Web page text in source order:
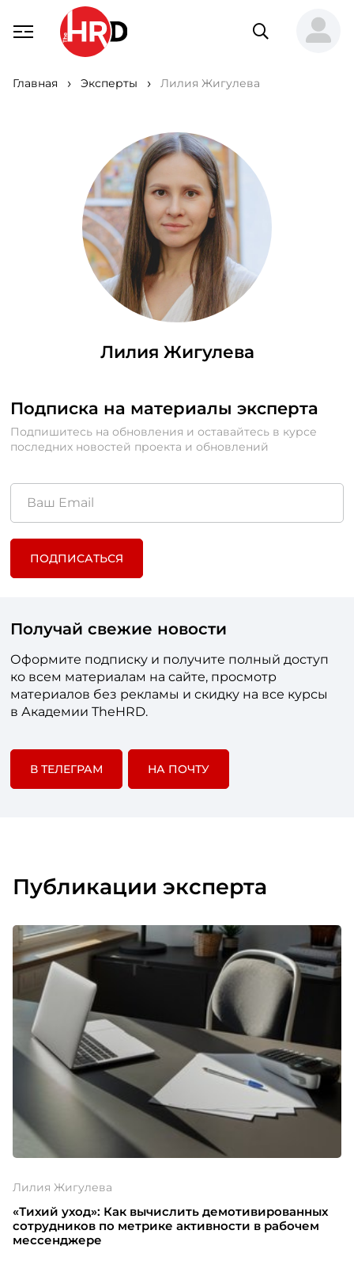
Главная Эксперты Лилия Жигулева
Лилия Жигулева
Подписка на материалы эксперта
Подпишитесь на обновления и оставайтесь в курсе
последних новостей проекта и обновлений
ПОДПИСАТЬСЯ
Получай свежие новости
Оформите подписку и получите полный доступ
ко всем материалам на сайте, просмотр
материалов без рекламы и скидку на все курсы
в Академии TheHRD.
В ТЕЛЕГРАМ НА ПОЧТУ
Публикации эксперта
Лилия Жигулева
«Тихий уход»: Как вычислить демотивированных
сотрудников по метрике активности в рабочем
мессенджере